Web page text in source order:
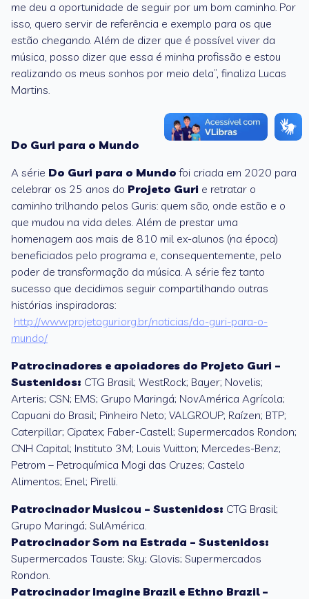
me deu a oportunidade de seguir por um bom caminho. Por
isso, quero servir de referência e exemplo para os que
estão chegando. Além de dizer que é possível viver da
música, posso dizer que essa é minha profissão e estou
realizando os meus sonhos por meio dela”, finaliza Lucas
Martins.
Do Guri para o Mundo
A série Do Guri para o Mundofoi criada em 2020 para
celebrar os 25 anos do Projeto Guri e retratar o
caminho trilhando pelos Guris: quem são, onde estão e o
que mudou na vida deles. Além de prestar uma
homenagem aos mais de 810 mil ex-alunos (na época)
beneficiados pelo programa e, consequentemente, pelo
poder de transformação da música. A série fez tanto
sucesso que decidimos seguir compartilhando outras
histórias inspiradoras:
http://www.projetoguri.org.br/noticias/do-guri-para-o-
mundo/
Patrocinadores e apoiadores do Projeto Guri –
Sustenidos: CTG Brasil; WestRock; Bayer; Novelis;
Arteris; CSN; EMS; Grupo Maringá; NovAmérica Agrícola;
Capuani do Brasil; Pinheiro Neto; VALGROUP; Raízen; BTP;
Caterpillar; Cipatex; Faber-Castell; Supermercados Rondon;
CNH Capital; Instituto 3M; Louis Vuitton; Mercedes-Benz;
Petrom – Petroquímica Mogi das Cruzes; Castelo
Alimentos; Enel; Pirelli.
Patrocinador Musicou – Sustenidos: CTG Brasil;
Grupo Maringá; SulAmérica.
Patrocinador Som na Estrada – Sustenidos:
Supermercados Tauste; Sky; Glovis; Supermercados
Rondon.
Patrocinador Imagine Brazil e Ethno Brazil –